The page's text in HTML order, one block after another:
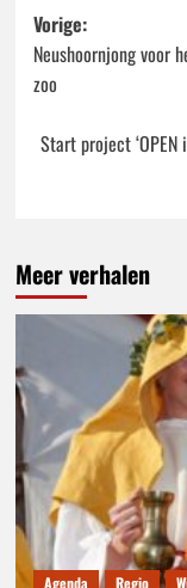
Bericht
navigatie
Vorige:
Neushoornjong voor
zoo
Start project
Meer verhalen
Agenda Regio